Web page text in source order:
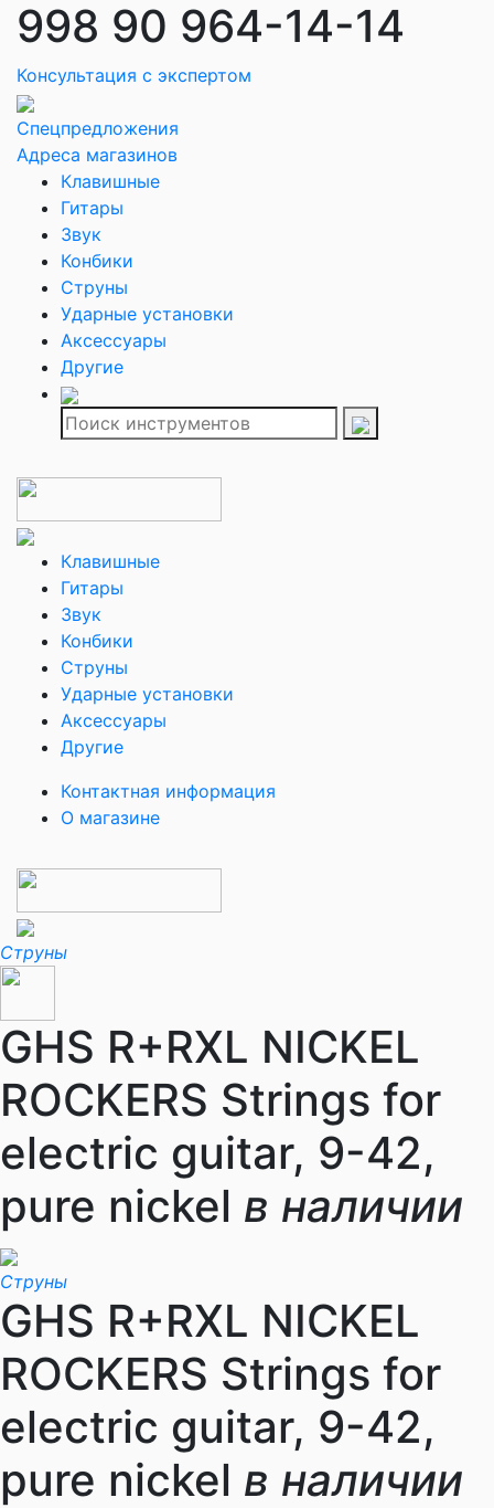
998 90 964-14-14
Консультация с экспертом
Спецпредложения
Адреса магазинов
Клавишные
Гитары
Звук
Конбики
Струны
Ударные установки
Аксессуары
Другие
Клавишные
Гитары
Звук
Конбики
Струны
Ударные установки
Аксессуары
Другие
Контактная информация
О магазине
Струны
GHS R+RXL NICKEL
ROCKERS Strings for
electric guitar, 9-42,
pure nickel в наличии
Струны
GHS R+RXL NICKEL
ROCKERS Strings for
electric guitar, 9-42,
pure nickel в наличии